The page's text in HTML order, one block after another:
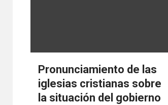
Pronunciamiento de las
iglesias cristianas sobre
la situación del gobierno